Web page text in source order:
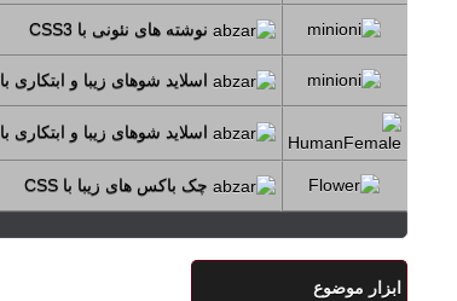
نوشته های نئونی با CSS3
اسلاید شوهای زیبا و ابتکاری با CSS3 (طرح چهلم)
اسلاید شوهای زیبا و ابتکاری با CSS3 (طرح سی و نهم)
چک باکس های زیبا با CSS
ابزار موضوع